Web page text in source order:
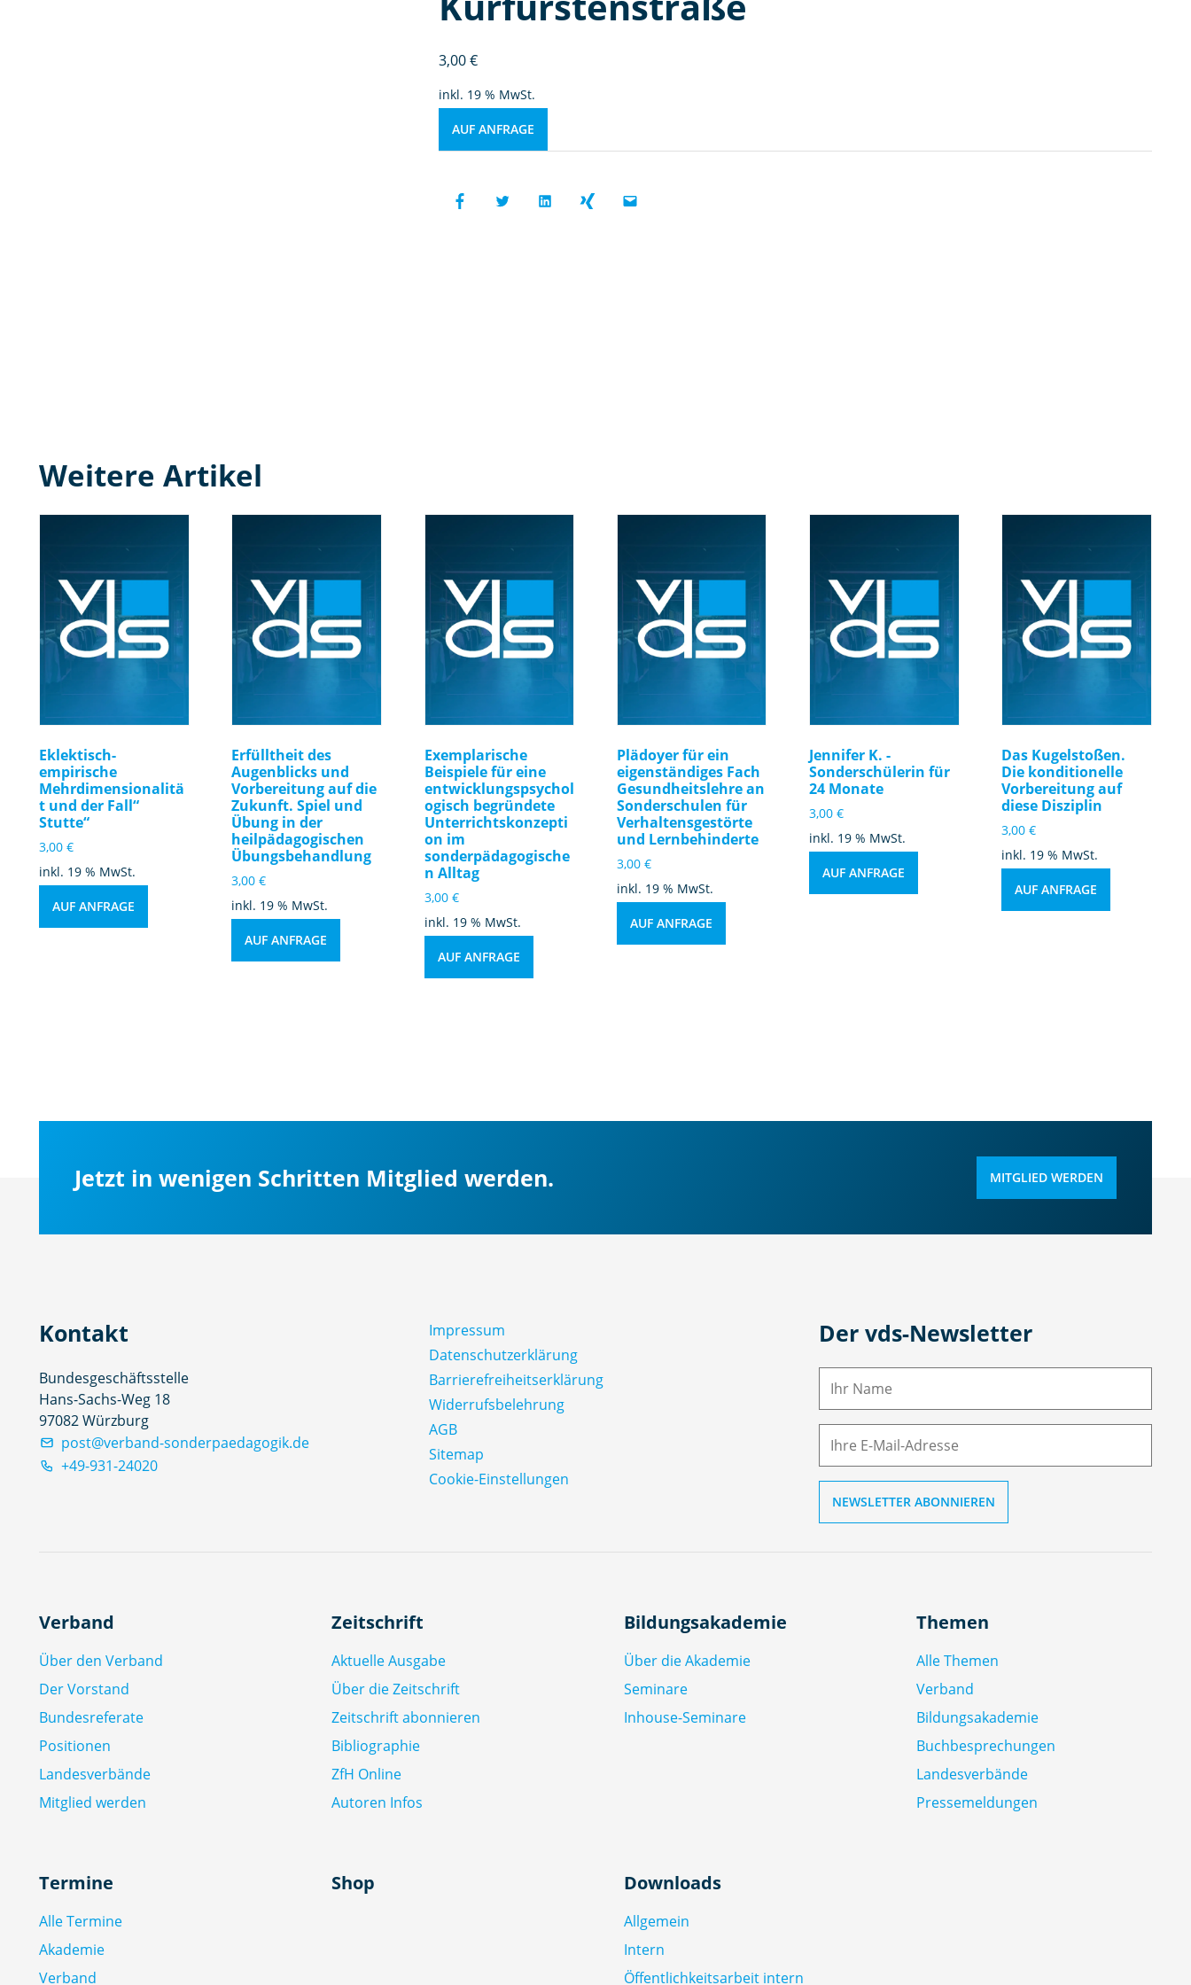
3,00€
inkl. 19 % MwSt.
AUF ANFRAGE
Weitere Artikel
Eklektisch-
empirische
Mehrdimensionalitä
t und der Fall“
Stutte“
3,00 €
inkl. 19 % MwSt.
AUF ANFRAGE
Erfülltheit des
Augenblicks und
Vorbereitung auf die
Zukunft. Spiel und
Übung in der
heilpädagogischen
Übungsbehandlung
3,00€
inkl. 19 % MwSt.
AUF ANFRAGE
Exemplarische
Beispiele für eine
entwicklungspsychol
ogisch begründete
Unterrichtskonzepti
on im
sonderpädagogische
n Alltag
3,00 €
inkl. 19 % MwSt.
AUF ANFRAGE
Plädoyer für ein
eigenständiges Fach
Gesundheitslehre an
Sonderschulen für
Verhaltensgestörte
und Lernbehinderte
3,00 €
inkl. 19 % MwSt.
AUF ANFRAGE
Jennifer K. -
Sonderschülerin für
24 Monate
3,00€
inkl. 19 % MwSt.
AUF ANFRAGE
Das Kugelstoßen.
Die konditionelle
Vorbereitung auf
diese Disziplin
3,00€
inkl. 19 % MwSt.
AUF ANFRAGE
Jetzt in wenigen Schritten Mitglied werden. MITGLIED WERDEN
Kontakt
Bundesgeschäftsstelle
Hans-Sachs-Weg 18
97082 Würzburg
post@verband-sonderpaedagogik.de
+49-931-24020
Impressum
Datenschutz­erklärung
Barrierefreiheitserklärung
Widerrufsbelehrung
AGB
Sitemap
Cookie-Einstellungen
Der vds-Newsletter
N
M
Verband
Über den Verband
Der Vorstand
Bundesreferate
Positionen
Landesverbände
Mitglied werden
Zeitschrift
Aktuelle Ausgabe
Über die Zeitschrift
Zeitschrift abonnieren
Bibliographie
ZfH Online
Autoren Infos
Bildungsakademie
Über die Akademie
Seminare
Inhouse-Seminare
Themen
Alle Themen
Verband
Bildungsakademie
Buchbesprechungen
Landesverbände
Pressemeldungen
Termine
Alle Termine
Akademie
Verband
Shop Downloads
Allgemein
Intern
Öffentlichkeitsarbeit intern